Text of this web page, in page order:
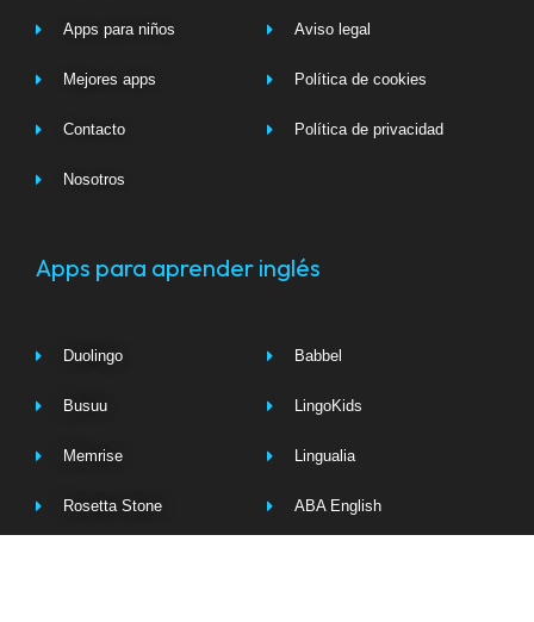
Apps para niños
Mejores apps
Contacto
Nosotros
Aviso legal
Política de cookies
Política de privacidad
Apps para aprender inglés
Duolingo
Busuu
Memrise
Rosetta Stone
Babbel
LingoKids
Lingualia
ABA English